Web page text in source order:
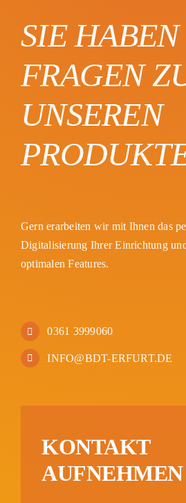
SIE HABEN
FRAGEN
UNSEREN
Gern erarbeiten wir mit Ihnen das
Digitalisierung Ihrer Einrichtung
optimalen Features.
0361 3999060
INFO@BDT-ERFURT.DE
KONTAKT
AUFNEHMEN